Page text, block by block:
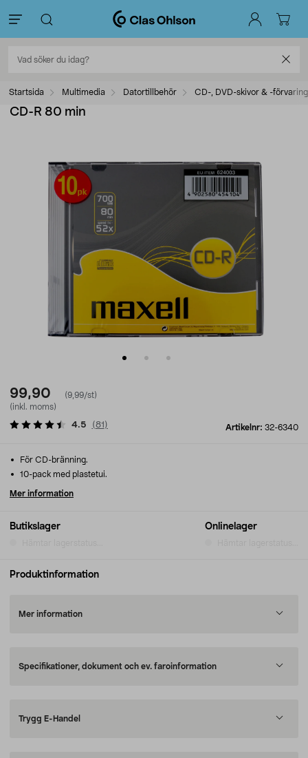
Startsida Multimedia Datortillbehör CD-, DVD-skivor & -förvaring
CD-R 80 min
99,90
(9,99/st)
(inkl. moms)
Artikelnr: 32-6340
4.5 (81 )
Butikslager Onlinelager
För CD-bränning.
10-pack med plastetui.
Mer information
Produktinformation
Mer information
Specifikationer, dokument och ev. faroinformation
Trygg E-Handel